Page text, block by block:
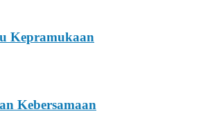
Kepramukaan
Kebersamaan